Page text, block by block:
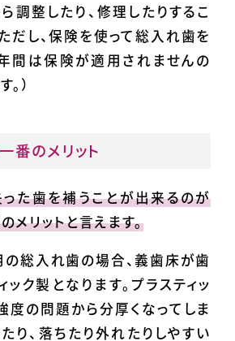
調整したり、修理したりするこ
ただし、保険を使って総入れ歯を
間は保険が適用されませんの
）
番のメリット
た歯を補うことが出来るのが
メリットと言えます。
の総入れ歯の場合、義歯床が歯
ク製となります。プラスティッ
度の問題から分厚くなってしま
り、落ちたり外れたりしやすい